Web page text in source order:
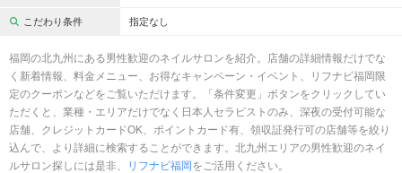
こだわり条件 指定なし
福岡の北九州にある男性歓迎のネイルサロンを紹介。店舗の詳細情報だけでな
く新着情報、料金メニュー、お得なキャンペーン・イベント、リフナビ福岡限
定のクーポンなどをご覧いただけます。「条件変更」ボタンをクリックしてい
ただくと、業種・エリアだけでなく日本人セラピストのみ、深夜の受付可能な
店舗、クレジットカードOK、ポイントカード有、領収証発行可の店舗等を絞り
込んで、より詳細に検索することができます。北九州エリアの男性歓迎のネイ
ルサロン探しには是非、
リフナビ福岡 をご活用ください。